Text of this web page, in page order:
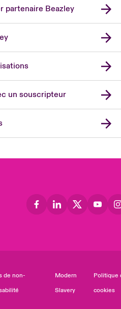
partenaire Beazley
un souscripteur
de non-
Modern
Slavery
Politique
cookies